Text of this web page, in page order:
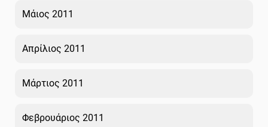
Μάιος 2011
Απρίλιος 2011
Μάρτιος 2011
Φεβρουάριος 2011